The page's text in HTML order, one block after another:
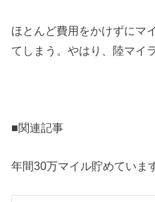
ほとんど費用をかけずにマ
てしまう。やはり、陸マイ
■関連記事
年間30万マイル貯めていま